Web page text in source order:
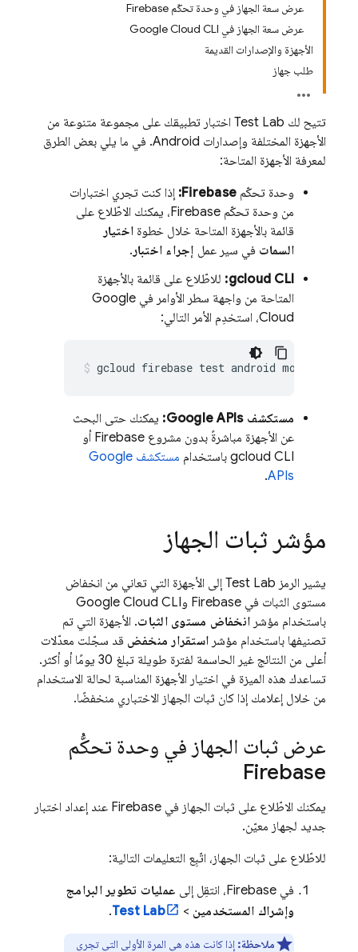
عرض سعة الجهاز في وحدة تحكّم Firebase
عرض سعة الجهاز في Google Cloud CLI
الأجهزة والإصدارات القديمة
طلب جهاز
تتيح لك Test Lab اختبار تطبيقك على مجموعة متنوعة من
الأجهزة المختلفة وإصدارات Android. في ما يلي بعض الطرق
لمعرفة الأجهزة المتاحة:
وحدة تحكّم Firebase
: إذا كنت تجري اختبارات
من وحدة تحكّم Firebase، يمكنك الاطّلاع على
قائمة بالأجهزة المتاحة خلال خطوة اختيار
السمات في سير عمل إجراء اختبار .
gcloud CLI: للاطّلاع على قائمة بالأجهزة
المتاحة من واجهة سطر الأوامر في Google
Cloud، استخدِم الأمر التالي:
gcloud firebase test android models list
مستكشف Google APIs:
يمكنك حتى البحث
عن الأجهزة مباشرةً بدون مشروع Firebase أو
gcloud CLI باستخدام
مستكشف Google
APIs
.
مؤشر ثبات الجهاز
يشير الرمز Test Lab إلى الأجهزة التي تعاني من انخفاض
مستوى الثبات في Firebase
وGoogle Cloud CLI
باستخدام مؤشر انخفاض مستوى الثبات. الأجهزة التي تم
تصنيفها باستخدام مؤشر استقرار منخفض قد سجّلت معدّلات
أعلى من النتائج غير الحاسمة لفترة طويلة تبلغ 30 يومًا أو أكثر.
تساعدك هذه الميزة في اختيار الأجهزة المناسبة لحالة الاستخدام
من خلال إعلامك إذا كان ثبات الجهاز الاختباري منخفضًا.
عرض ثبات الجهاز في وحدة تحكُّم
Firebase
يمكنك الاطّلاع على ثبات الجهاز في Firebase عند إعداد اختبار
جديد لجهاز معيّن.
للاطّلاع على ثبات الجهاز، اتّبِع التعليمات التالية:
في Firebase، انتقِل إلى عمليات تطوير البرامج
وإشراك المستخدمين >
Test Lab
.
ملاحظة: إذا كانت هذه هي المرة الأولى التي تجري